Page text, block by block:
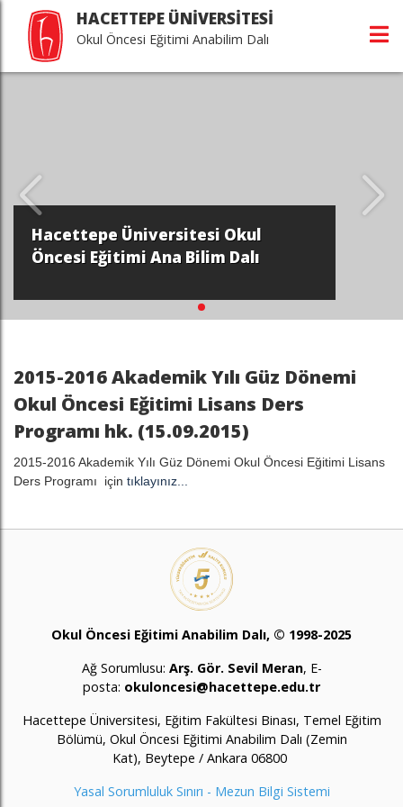
HACETTEPE ÜNİVERSİTESİ
Okul Öncesi Eğitimi Anabilim Dalı
Hacettepe Üniversitesi Okul
Öncesi Eğitimi Ana Bilim Dalı
2015-2016 Akademik Yılı Güz Dönemi
Okul Öncesi Eğitimi Lisans Ders
Programı hk. (15.09.2015)
2015-2016 Akademik Yılı Güz Dönemi Okul Öncesi Eğitimi Lisans
Ders Programı için tıklayınız...
Okul Öncesi Eğitimi Anabilim Dalı, © 1998-2025
Ağ Sorumlusu: Arş. Gör. Sevil Meran, E-
posta: okuloncesi@hacettepe.edu.tr
Hacettepe Üniversitesi, Eğitim Fakültesi Binası, Temel Eğitim
Bölümü, Okul Öncesi Eğitimi Anabilim Dalı (Zemin
Kat), Beytepe / Ankara 06800
Yasal Sorumluluk Sınırı - Mezun Bilgi Sistemi